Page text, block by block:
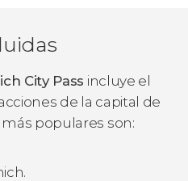
City Pass incluye el
de la capital de
más populares son: